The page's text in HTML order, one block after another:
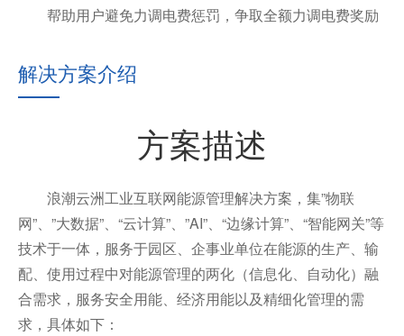
帮助用户避免力调电费惩罚，争取全额力调电费奖励
解决方案介绍
方案描述
浪潮云洲工业互联网能源管理解决方案，集”物联
网”、”大数据”、“云计算”、”AI”、“边缘计算”、“智能网关”等
技术于一体，服务于园区、企事业单位在能源的生产、输
配、使用过程中对能源管理的两化（信息化、自动化）融
合需求，服务安全用能、经济用能以及精细化管理的需
求，具体如下：